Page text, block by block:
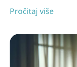
Pročitaj više